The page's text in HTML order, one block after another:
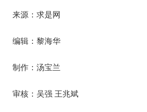
来源：求是网
编辑：黎海华
制作：汤宝兰
审核：吴强 王兆斌